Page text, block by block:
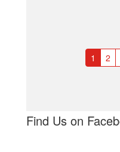
1 2
Find Us on